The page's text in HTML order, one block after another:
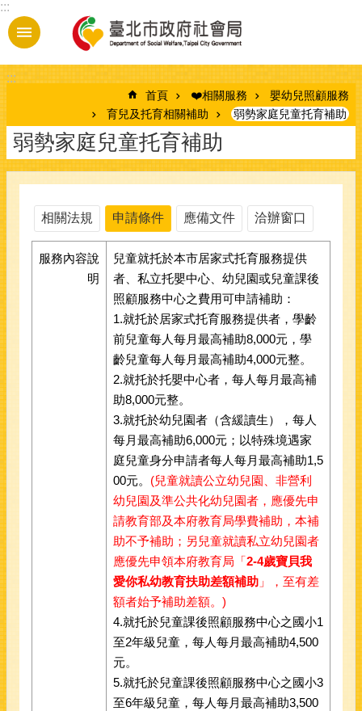
跳到主要內容區塊
:::
:::
首頁 ❤️相關服務
嬰幼兒照顧服務
育兒及托育相關補助
弱勢家庭兒童托育補助
弱勢家庭兒童托育補助
相關法規 申請條件 應備文件 洽辦窗口
服務內容說
明
兒童就托於本市居家式托育服務提供
者、私立托嬰中心、幼兒園或兒童課後
照顧服務中心之費用可申請補助：
1.就托於居家式托育服務提供者，學齡
前兒童每人每月最高補助8,000元，學
齡兒童每人每月最高補助4,000元整。
2.就托於托嬰中心者，每人每月最高補
助8,000元整。
3.就托於幼兒園者（含緩讀生），每人
每月最高補助6,000元；以特殊境遇家
庭兒童身分申請者每人每月最高補助1,5
00元。 (兒童就讀公立幼兒園、非營利
幼兒園及準公共化幼兒園者，應優先申
請教育部及本府教育局學費補助，本補
助不予補助；另兒童就讀私立幼兒園者
應優先申領本府教育局「2-4歲寶貝我
愛你私幼教育扶助差額補助 」，至有差
額者始予補助差額。)
4.就托於兒童課後照顧服務中心之國小1
至2年級兒童，每人每月最高補助4,500
元。
5.就托於兒童課後照顧服務中心之國小3
至6年級兒童，每人每月最高補助3,500